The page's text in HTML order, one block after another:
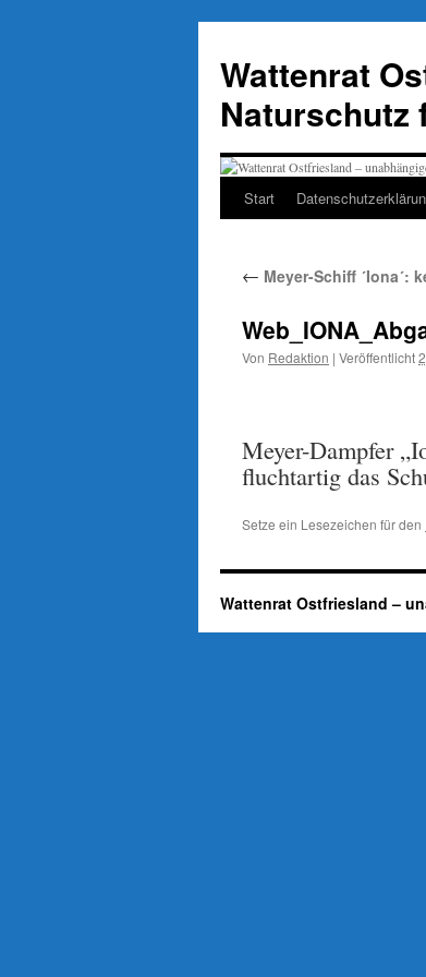
springen
Wattenrat
Naturschutz
Start
← Meyer-Schiff ´Iona´:
Von Redaktion | Veröffentlicht
Meyer-Dampfer
fluchtartig das
Setze ein Lesezeichen für den
Wattenrat Ostfriesland –